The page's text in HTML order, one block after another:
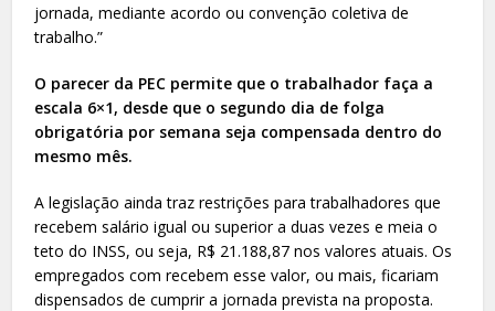
jornada, mediante acordo ou convenção coletiva de
trabalho.”
O parecer da PEC permite que o trabalhador faça a
escala 6×1, desde que o segundo dia de folga
obrigatória por semana seja compensada dentro do
mesmo mês.
A legislação ainda traz restrições para trabalhadores que
recebem salário igual ou superior a duas vezes e meia o
teto do INSS, ou seja, R$ 21.188,87 nos valores atuais. Os
empregados com recebem esse valor, ou mais, ficariam
dispensados de cumprir a jornada prevista na proposta.